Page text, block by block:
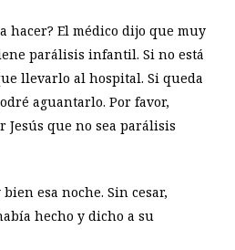
hacer? El médico dijo que muy
parálisis infantil. Si no está
llevarlo al hospital. Si queda
aguantarlo. Por favor,
Jesús que no sea parálisis
esa noche. Sin cesar,
hecho y dicho a su